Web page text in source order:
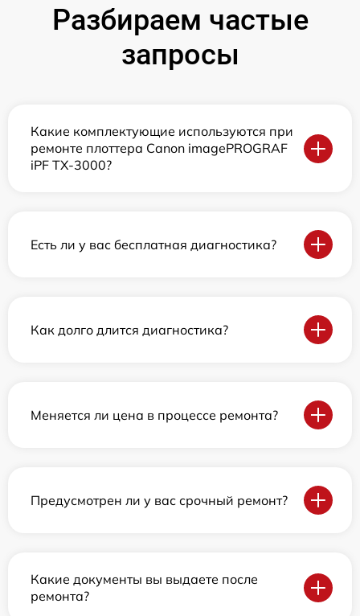
Разбираем частые
запросы
Какие комплектующие используются при
ремонте плоттера Canon imagePROGRAF
iPF TX-3000?
Есть ли у вас бесплатная диагностика?
Как долго длится диагностика?
Меняется ли цена в процессе ремонта?
Предусмотрен ли у вас срочный ремонт?
Какие документы вы выдаете после
ремонта?